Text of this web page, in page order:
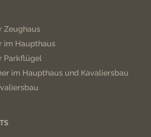
Zeughaus
im Haupthaus
Parkflügel
im Haupthaus und Kavaliersbau